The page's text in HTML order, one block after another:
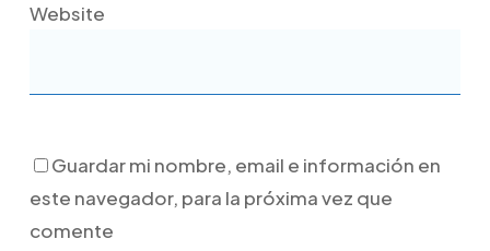
Website
Guardar mi nombre, email e información en
este navegador, para la próxima vez que
comente